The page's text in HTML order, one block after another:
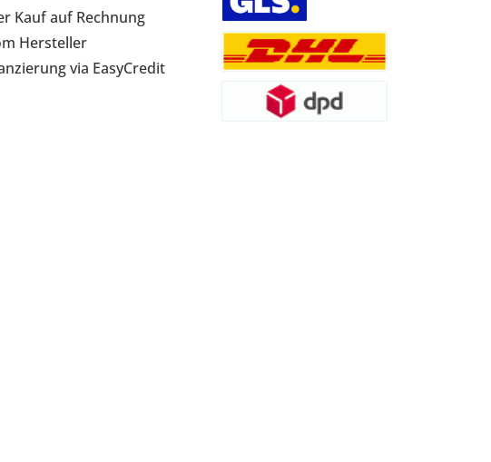
Kauf auf Rechnung
Hersteller
via EasyCredit